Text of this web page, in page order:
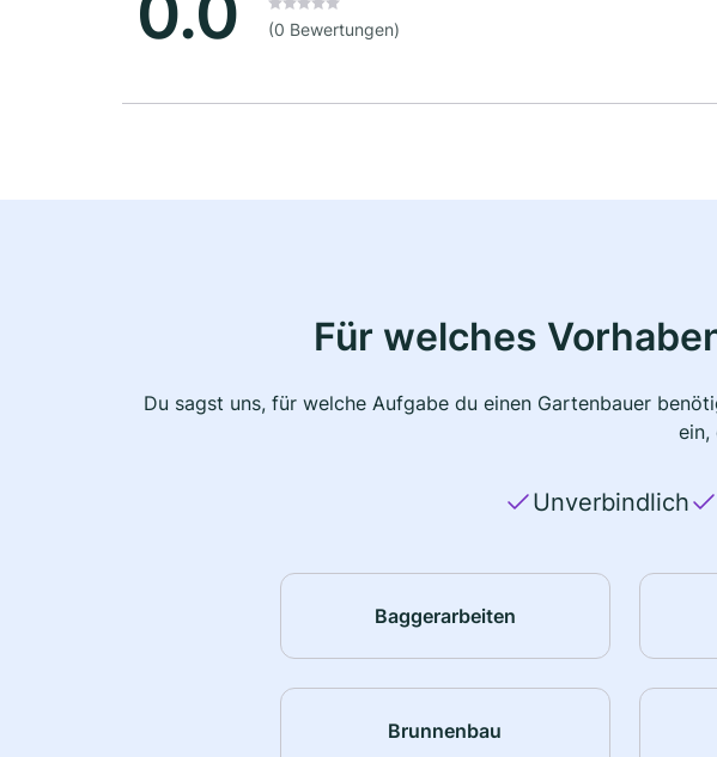
(0 Bewertungen)
Für welches
Du sagst uns, für welche Aufgabe du einen Gartenbauer
ein,
Unverbindlich
Baggerarbeiten
Brunnenbau